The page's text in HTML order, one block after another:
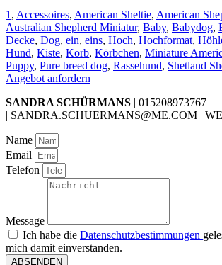
1 , Accessoires, American Sheltie, American
Australian Shepherd Miniatur, Baby, Babydog,
Decke, Dog, ein, eins, Hoch, Hochformat,
Hund, Kiste, Korb, Körbchen, Miniature
Puppy, Pure breed dog, Rassehund, Shetland
Angebot anfordern
SANDRA SCHÜRMANS | 015208973767
| SANDRA.SCHUERMANS@ME.COM |
Name
Email
Telefon
Message
Ich habe die Datenschutzbestimmungen
mich damit einverstanden.
ABSENDEN